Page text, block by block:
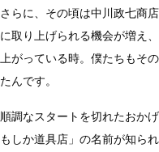
さらに、その頃は中川政七商
に取り上げられる機会が増え
上がっている時。僕たちもそ
たんです。
順調なスタートを切れたおか
もしか道具店」の名前が知ら